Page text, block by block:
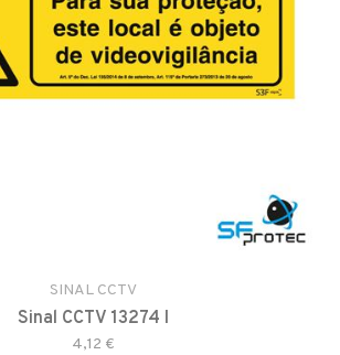
SINAL CCTV
Sinal CCTV 13274 I
4,12 €